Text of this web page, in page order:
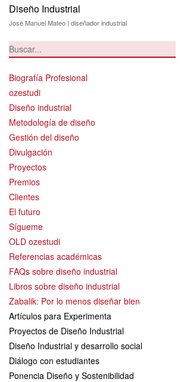
Diseño Industrial
José Manuel Mateo | diseñador industrial
Biografía Profesional
ozestudi
Diseño industrial
Metodología de diseño
Gestión del diseño
Divulgación
Proyectos
Premios
Clientes
El futuro
Sígueme
OLD ozestudi
Referencias académicas
FAQs sobre diseño industrial
Libros sobre diseño industrial
Zabalik: Por lo menos diseñar bien
Artículos para Experimenta
Proyectos de Diseño Industrial
Diseño Industrial y desarrollo social
Diálogo con estudiantes
Ponencia Diseño y Sostenibilidad